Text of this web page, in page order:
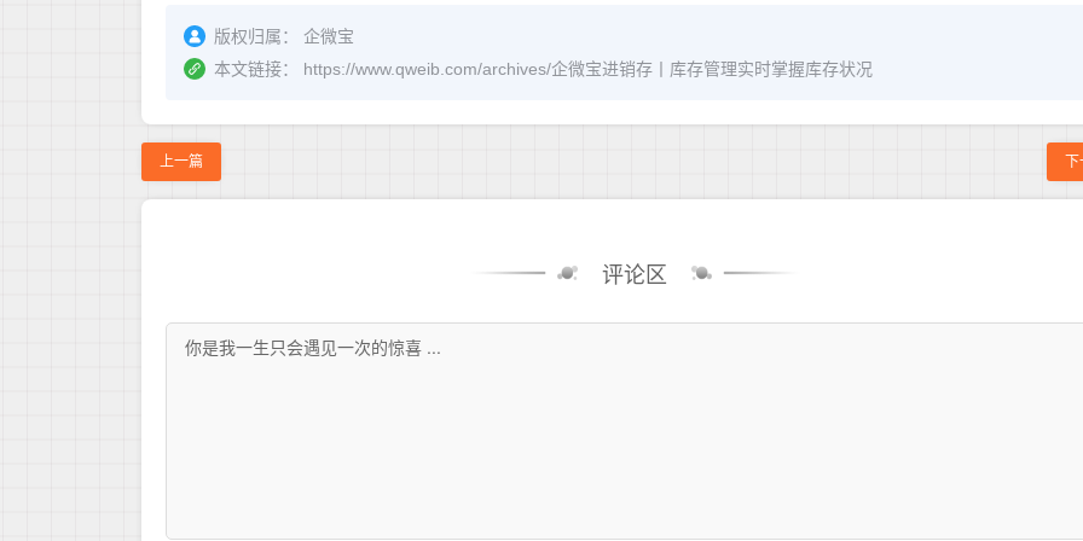
版权归属：
企微宝
本文链接：
https://www.qweib.com/archives/企微宝进销存丨库存管理实时掌握库存状况
上一篇
评论区